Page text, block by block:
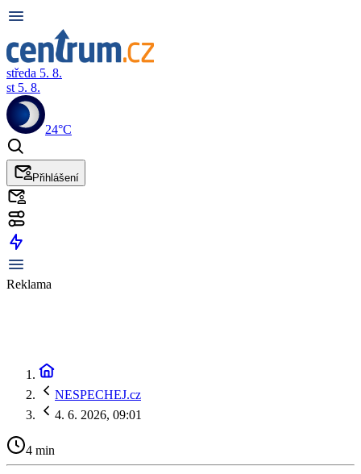
středa 5. 8.
st 5. 8.
24°C
Přihlášení
Reklama
NESPECHEJ.cz
4. 6. 2026, 09:01
4 min